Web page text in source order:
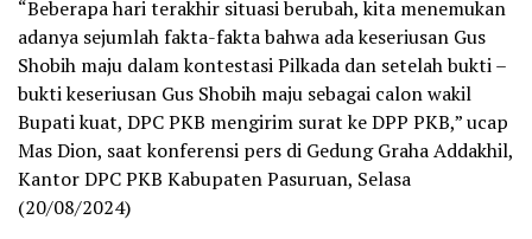
“Beberapa hari terakhir situasi berubah, kita menemukan
adanya sejumlah fakta-fakta bahwa ada keseriusan Gus
Shobih maju dalam kontestasi Pilkada dan setelah bukti –
bukti keseriusan Gus Shobih maju sebagai calon wakil
Bupati kuat, DPC PKB mengirim surat ke DPP PKB,” ucap
Mas Dion, saat konferensi pers di Gedung Graha Addakhil,
Kantor DPC PKB Kabupaten Pasuruan, Selasa
(20/08/2024)